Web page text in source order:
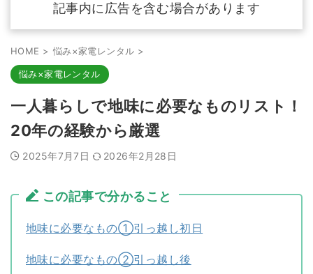
記事内に広告を含む場合があります
HOME > 悩み×家電レンタル >
悩み×家電レンタル
一人暮らしで地味に必要なものリスト！
20年の経験から厳選
2025年7月7日 2026年2月28日
この記事で分かること
地味に必要なもの①引っ越し初日
地味に必要なもの②引っ越し後